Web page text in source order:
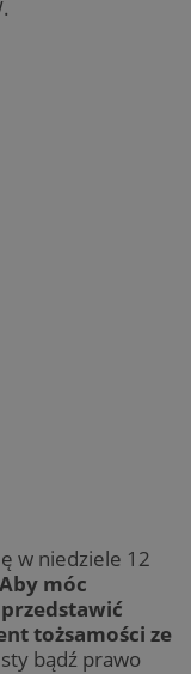
w niedziele 12
Aby móc
tożsamości ze
bądź prawo